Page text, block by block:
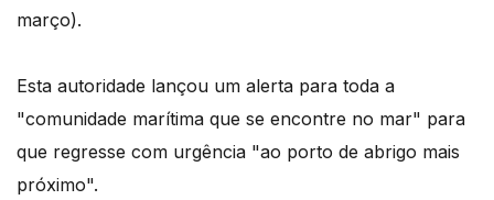
março).
Esta autoridade lançou um alerta para toda a
"comunidade marítima que se encontre no mar" para
que regresse com urgência "ao porto de abrigo mais
próximo".